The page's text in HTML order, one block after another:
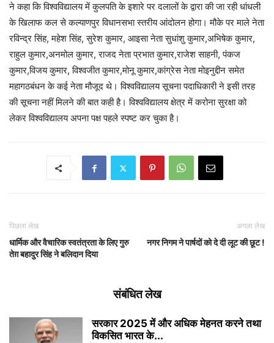
ने कहा कि विश्वविद्यालय में कुलपति के इशारे पर दलालों के द्वारा की जा रही धांधली
के खिलाफ कल से कल्याणपुर विधानसभा स्तरीय आंदोलन होगा। मौके पर माले नेता
रविन्द्र सिंह, महेश सिंह, सुरेश कुमार, आइसा नेता सुधांशु कुमार,अभिषेक कुमार,
राहुल कुमार,अनमोल कुमार, राजद नेता प्रभात कुमार,राजेश साहनी, पंकज
कुमार,विजय कुमार, विश्वजीत कुमार,मोनू कुमार,कांग्रेस नेता मोइनुद्दीन समेत
महागठबंधन के कई नेता मौजूद थे। विश्वविद्यालय सूचना पदाधिकारी ने इसी तरह
की सूचना नहीं मिलने की बात कही है। विश्वविद्यालय क्षेत्र में करोना सुरक्षा को
लेकर विश्वविद्यालय अपना पक्ष पहले स्पष्ट कर चुका है।
पिछला लेख
धार्मिक और वैचारिक स्वतंत्रता के लिए गुरु
तेग़ बहादुर सिंह ने बलिदान दिया
अगला लेख
नगर निगम ने पार्षदों को दे दी लूट की छूट !
संबंधित लेख
सरकार 2025 में और अधिक मेहनत करने तथा
विकसित भारत के...